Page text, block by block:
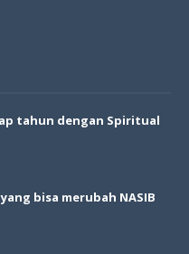
tahun dengan Spiritual
bisa merubah NASIB